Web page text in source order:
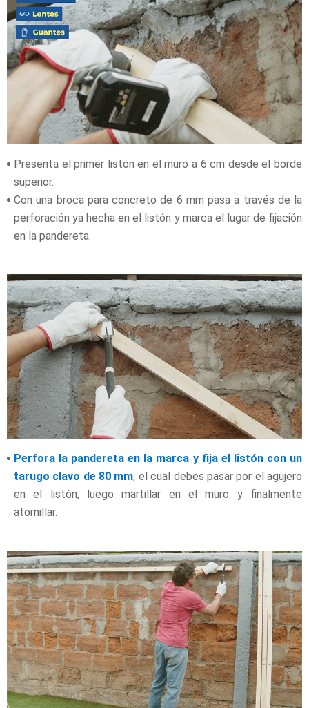
Presenta el primer listón en el muro a 6 cm desde el borde
superior.
Con una broca para concreto de 6 mm pasa a través de la
perforación ya hecha en el listón y marca el lugar de fijación
en la pandereta.
Perfora la pandereta en la marca y fija el listón con un
tarugo clavo de 80 mm, el cual debes pasar por el agujero
en el listón, luego martillar en el muro y finalmente
atornillar.